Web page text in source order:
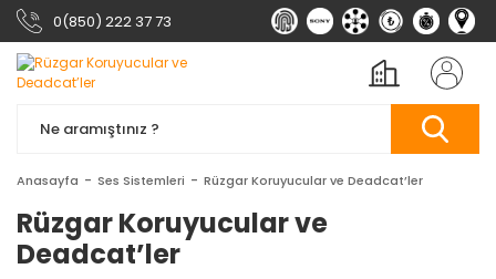
0(850) 222 37 73
Anasayfa Ses Sistemleri Rüzgar Koruyucular ve Deadcat’ler
Rüzgar Koruyucular ve
Deadcat’ler